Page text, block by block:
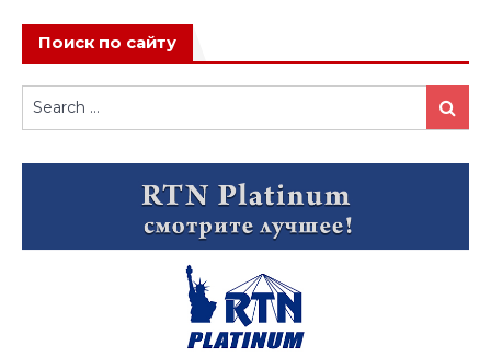
Поиск по сайту
Search
for:
Search